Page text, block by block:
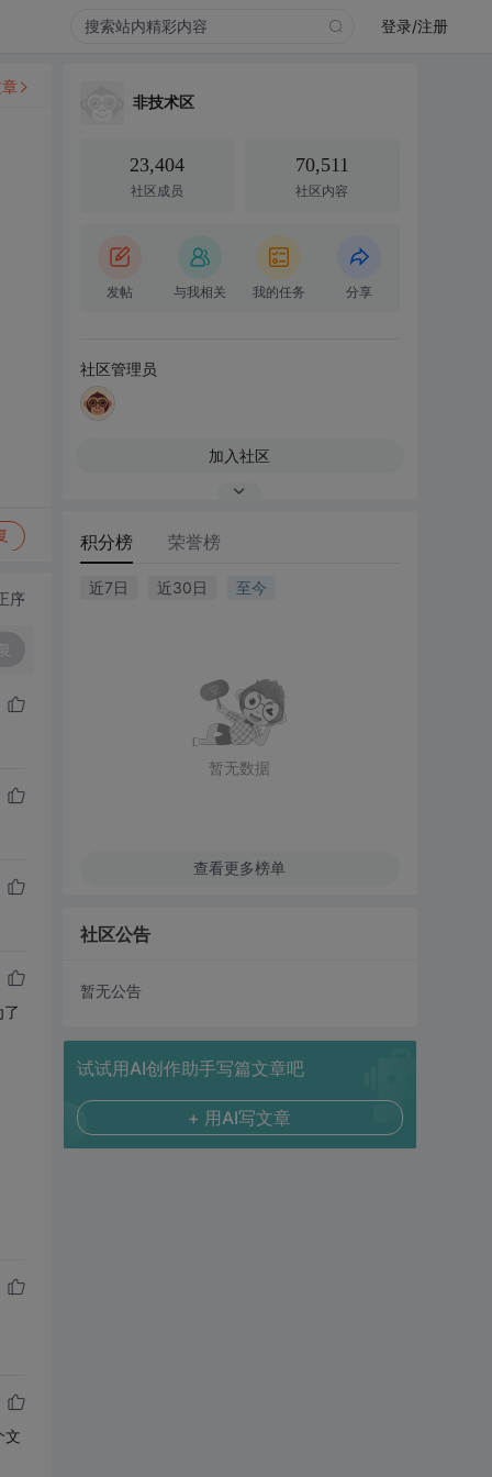
登录/注册
序
文
非技术区
23,404
社区成员
70,511
社区内容
发帖 与我相关 我的任务 分享
社区管理员
加入社区
积分榜 荣誉榜
近7日 近30日 至今
暂无数据
查看更多榜单
社区公告
暂无公告
试试用AI创作助手写篇文章吧
+ 用AI写文章